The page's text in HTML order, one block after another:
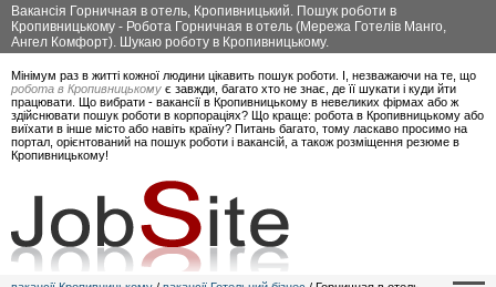
Вакансія Горничная в отель, Кропивницький. Пошук роботи в
Кропивницькому - Робота Горничная в отель (Мережа Готелів Манго,
Ангел Комфорт). Шукаю роботу в Кропивницькому.
Мінімум раз в житті кожної людини цікавить пошук роботи. І, незважаючи на те, що
робота в Кропивницькому є завжди, багато хто не знає, де її шукати і куди йти
працювати. Що вибрати - вакансії в Кропивницькому в невеликих фірмах або ж
здійснювати пошук роботи в корпораціях? Що краще: робота в Кропивницькому або
виїхати в інше місто або навіть країну? Питань багато, тому ласкаво просимо на
портал, орієнтований на пошук роботи і вакансій, а також розміщення резюме в
Кропивницькому!